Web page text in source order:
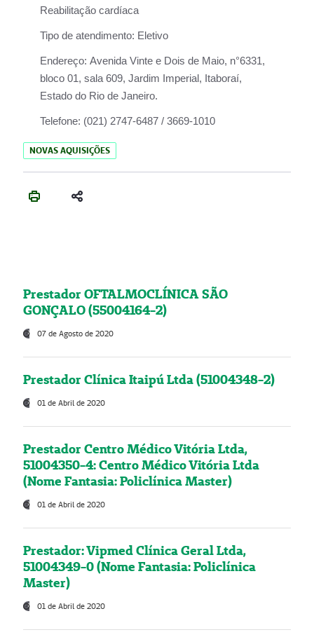
Reabilitação cardíaca
Tipo de atendimento: Eletivo
Endereço: Avenida Vinte e Dois de Maio, n°6331,
bloco 01, sala 609, Jardim Imperial, Itaboraí,
Estado do Rio de Janeiro.
Telefone: (021) 2747-6487 / 3669-1010
NOVAS AQUISIÇÕES
Prestador OFTALMOCLÍNICA SÃO
GONÇALO (55004164-2)
07 de Agosto de 2020
Prestador Clínica Itaipú Ltda (51004348-2)
01 de Abril de 2020
Prestador Centro Médico Vitória Ltda,
51004350-4: Centro Médico Vitória Ltda
(Nome Fantasia: Policlínica Master)
01 de Abril de 2020
Prestador: Vipmed Clínica Geral Ltda,
51004349-0 (Nome Fantasia: Policlínica
Master)
01 de Abril de 2020